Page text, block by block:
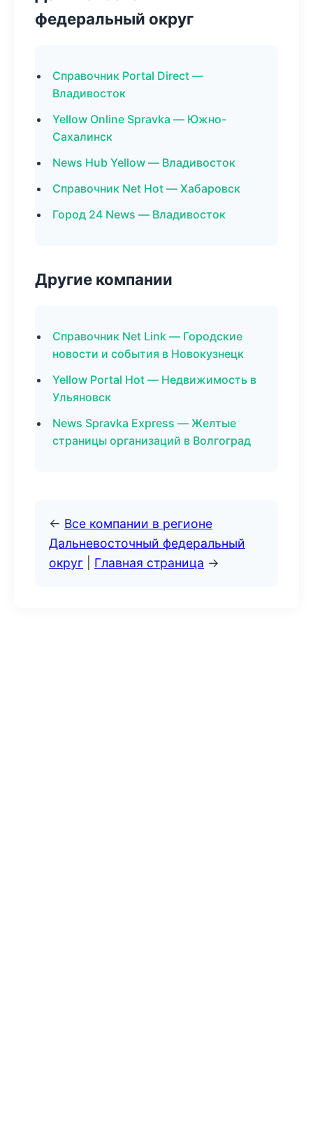
федеральный округ
Справочник Portal Direct —
Владивосток
Yellow Online Spravka — Южно-
Сахалинск
News Hub Yellow — Владивосток
Справочник Net Hot — Хабаровск
Город 24 News — Владивосток
Другие компании
Справочник Net Link — Городские
новости и события в Новокузнецк
Yellow Portal Hot — Недвижимость в
Ульяновск
News Spravka Express — Желтые
страницы организаций в Волгоград
← Все компании в регионе
Дальневосточный федеральный
округ
Главная страница →